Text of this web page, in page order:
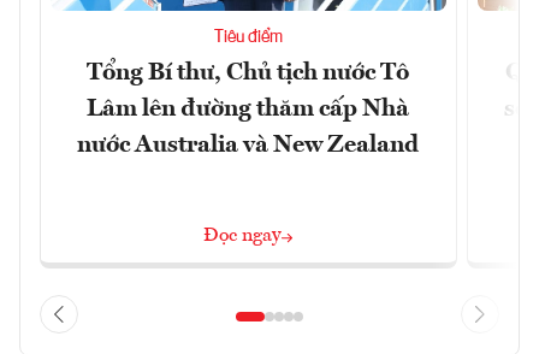
Tiêu điểm
Tổng Bí thư, Chủ tịch nước Tô
Lâm lên đường thăm cấp Nhà
nước Australia và New Zealand
Đọc ngay